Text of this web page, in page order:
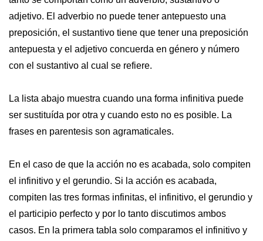
adjetivo. El adverbio no puede tener antepuesto una
preposición, el sustantivo tiene que tener una preposición
antepuesta y el adjetivo concuerda en género y número
con el sustantivo al cual se refiere.
La lista abajo muestra cuando una forma infinitiva puede
ser sustituída por otra y cuando esto no es posible. La
frases en parentesis son agramaticales.
En el caso de que la acción no es acabada, solo compiten
el infinitivo y el gerundio. Si la acción es acabada,
compiten las tres formas infinitas, el infinitivo, el gerundio y
el participio perfecto y por lo tanto discutimos ambos
casos. En la primera tabla solo comparamos el infinitivo y